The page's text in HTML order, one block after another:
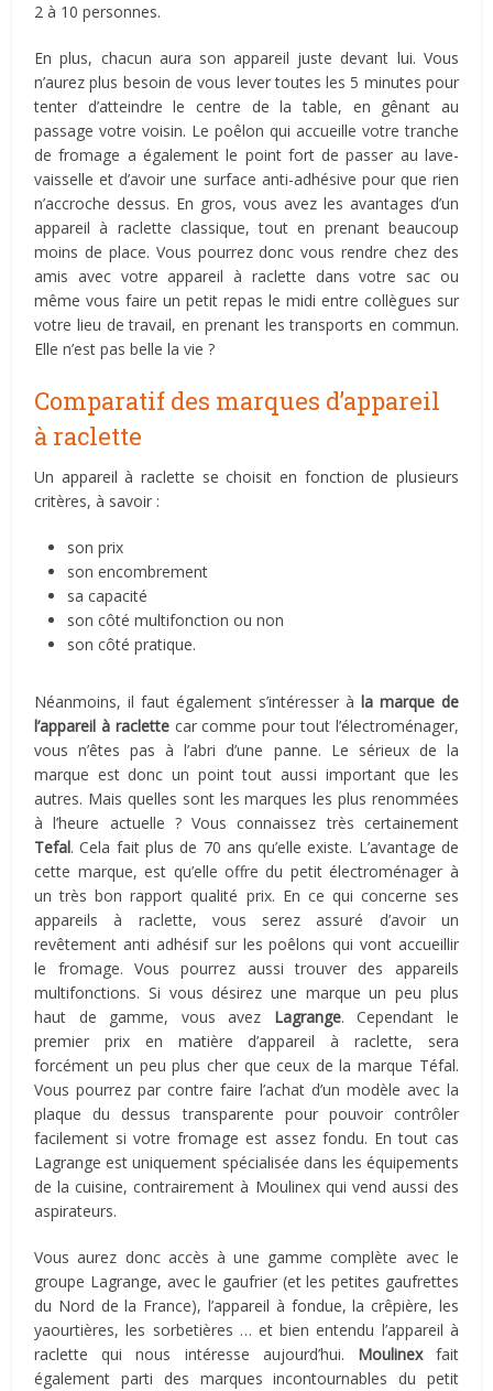
2 à 10 personnes.
En plus, chacun aura son appareil juste devant lui. Vous
n’aurez plus besoin de vous lever toutes les 5 minutes pour
tenter d’atteindre le centre de la table, en gênant au
passage votre voisin. Le poêlon qui accueille votre tranche
de fromage a également le point fort de passer au lave-
vaisselle et d’avoir une surface anti-adhésive pour que rien
n’accroche dessus. En gros, vous avez les avantages d’un
appareil à raclette classique, tout en prenant beaucoup
moins de place. Vous pourrez donc vous rendre chez des
amis avec votre appareil à raclette dans votre sac ou
même vous faire un petit repas le midi entre collègues sur
votre lieu de travail, en prenant les transports en commun.
Elle n’est pas belle la vie ?
Comparatif des marques d’appareil
à raclette
Un appareil à raclette se choisit en fonction de plusieurs
critères, à savoir :
son prix
son encombrement
sa capacité
son côté multifonction ou non
son côté pratique.
Néanmoins, il faut également s’intéresser à la marque de
l’appareil à raclettecar comme pour tout l’électroménager,
vous n’êtes pas à l’abri d’une panne. Le sérieux de la
marque est donc un point tout aussi important que les
autres. Mais quelles sont les marques les plus renommées
à l’heure actuelle ? Vous connaissez très certainement
Tefal. Cela fait plus de 70 ans qu’elle existe. L’avantage de
cette marque, est qu’elle offre du petit électroménager à
un très bon rapport qualité prix. En ce qui concerne ses
appareils à raclette, vous serez assuré d’avoir un
revêtement anti adhésif sur les poêlons qui vont accueillir
le fromage. Vous pourrez aussi trouver des appareils
multifonctions. Si vous désirez une marque un peu plus
haut de gamme, vous avez Lagrange. Cependant le
premier prix en matière d’appareil à raclette, sera
forcément un peu plus cher que ceux de la marque Téfal.
Vous pourrez par contre faire l’achat d’un modèle avec la
plaque du dessus transparente pour pouvoir contrôler
facilement si votre fromage est assez fondu. En tout cas
Lagrange est uniquement spécialisée dans les équipements
de la cuisine, contrairement à Moulinex qui vend aussi des
aspirateurs.
Vous aurez donc accès à une gamme complète avec le
groupe Lagrange, avec le gaufrier (et les petites gaufrettes
du Nord de la France), l’appareil à fondue, la crêpière, les
yaourtières, les sorbetières … et bien entendu l’appareil à
raclette qui nous intéresse aujourd’hui. Moulinexfait
également parti des marques incontournables du petit